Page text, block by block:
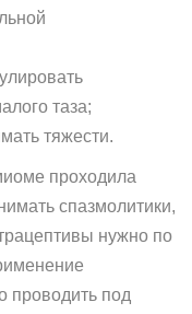
таза;
тяжести.
проходила
спазмолитики,
нужно по
проводить под